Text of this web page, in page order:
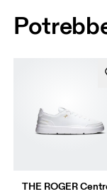
THE ROGER